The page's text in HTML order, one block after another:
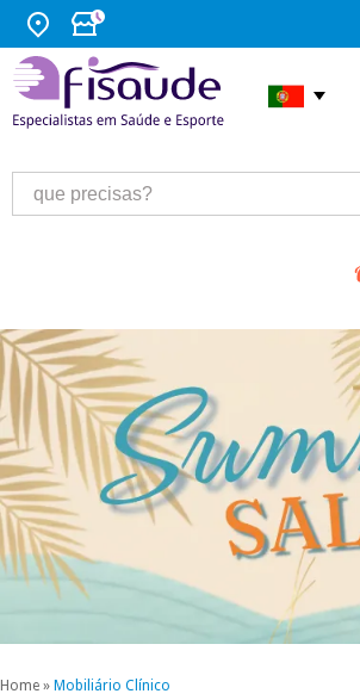
Home » Mobiliário Clínico